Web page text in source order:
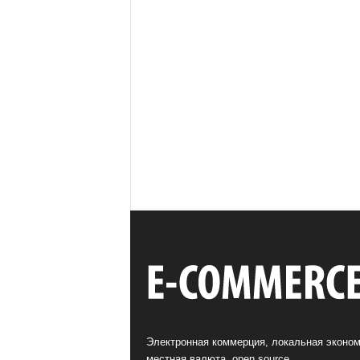
Электронная коммерция, локальная